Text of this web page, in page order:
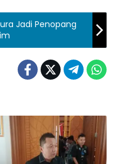
Jadi Penopang